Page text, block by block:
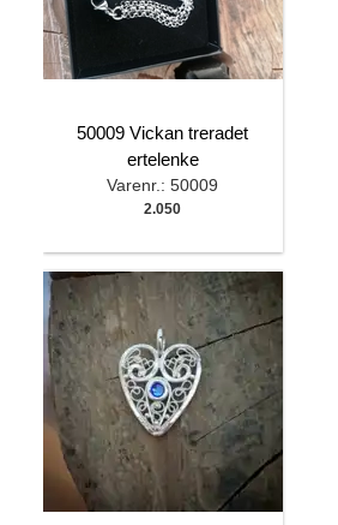
50009 Vickan treradet
ertelenke
Varenr.: 50009
2.050